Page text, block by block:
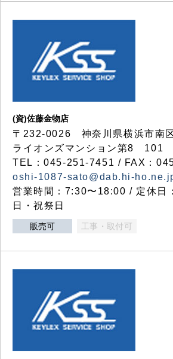
(資)佐藤金物店
〒232-0026 神奈川県横浜市南
ライオンズマンション第8 101
TEL：045-251-7451 / FAX：
oshi-1087-sato@dab.hi-
営業時間：7:30〜18:00 / 定休日
日・祝祭日
販売可 工事・取付可